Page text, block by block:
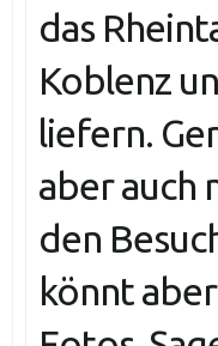
das
Koblenz
liefern.
aber auch
den
könnt